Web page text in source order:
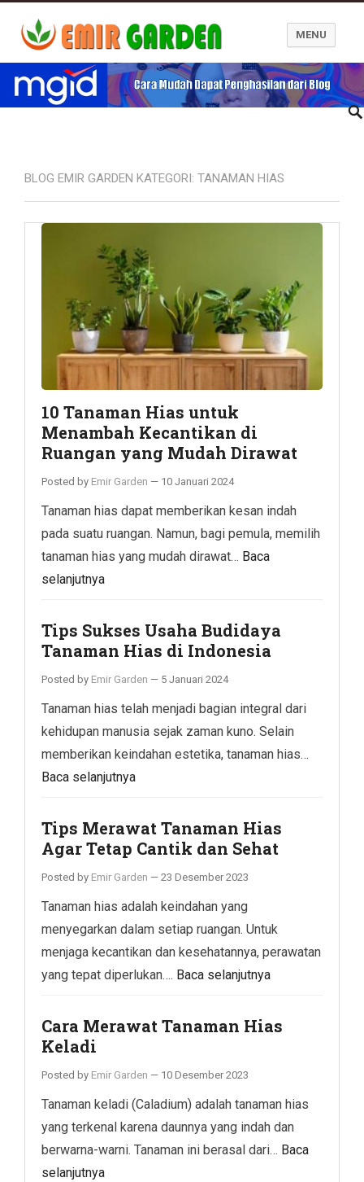
Blog Emir Garden
MENU
BLOG EMIR GARDEN KATEGORI: TANAMAN HIAS
10 Tanaman Hias untuk
Menambah Kecantikan di
Ruangan yang Mudah Dirawat
Posted by Emir Garden — 10 Januari 2024
Tanaman hias dapat memberikan kesan indah
pada suatu ruangan. Namun, bagi pemula, memilih
tanaman hias yang mudah dirawat… Baca
selanjutnya
Tips Sukses Usaha Budidaya
Tanaman Hias di Indonesia
Posted by Emir Garden — 5 Januari 2024
Tanaman hias telah menjadi bagian integral dari
kehidupan manusia sejak zaman kuno. Selain
memberikan keindahan estetika, tanaman hias…
Baca selanjutnya
Tips Merawat Tanaman Hias
Agar Tetap Cantik dan Sehat
Posted by Emir Garden — 23 Desember 2023
Tanaman hias adalah keindahan yang
menyegarkan dalam setiap ruangan. Untuk
menjaga kecantikan dan kesehatannya, perawatan
yang tepat diperlukan…. Baca selanjutnya
Cara Merawat Tanaman Hias
Keladi
Posted by Emir Garden — 10 Desember 2023
Tanaman keladi (Caladium) adalah tanaman hias
yang terkenal karena daunnya yang indah dan
berwarna-warni. Tanaman ini berasal dari… Baca
selanjutnya